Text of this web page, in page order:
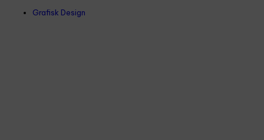
Grafisk Design